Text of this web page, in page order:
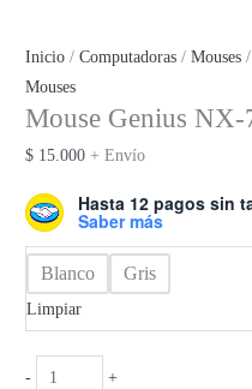
Inicio /Computadoras /Mouses
Mouses
Mouse Genius NX-
$ 15.000 + Envío
Hasta 12 pagos sin
Saber más
Blanco Gris
Limpiar
-
Mouse
+